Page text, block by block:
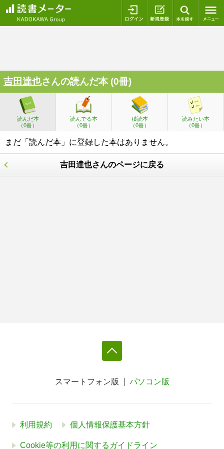
ログイン 新規登録
吉田達也さんの読んだ本 (0冊)
読んだ本
（0冊）
読んでる本
（0冊）
積読本
（0冊）
読みたい本
（0冊）
まだ「読んだ本」に登録した本はありません。
吉田達也さんのページに戻る
スマートフォン版 パソコン版
利用規約 個人情報保護基本方針
Cookie等の利用に関するガイドライン